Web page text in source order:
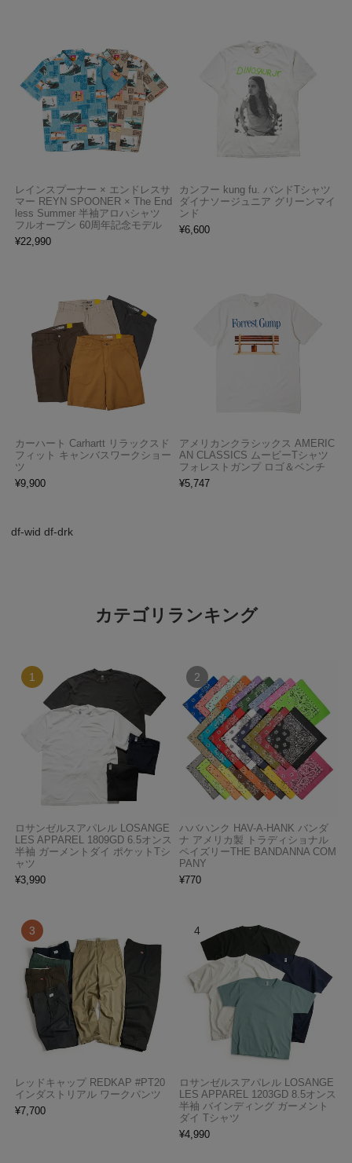
レインスプーナー × エンドレスサ
マー REYN SPOONER × The End
less Summer 半袖アロハシャツ
フルオープン 60周年記念モデル
¥22,990
カンフー kung fu. バンドTシャツ
ダイナソージュニア グリーンマイ
ンド
¥6,600
カーハート Carhartt リラックスド
フィット キャンバスワークショー
ツ
¥9,900
アメリカンクラシックス AMERIC
AN CLASSICS ムービーTシャツ
フォレストガンプ ロゴ＆ベンチ
¥5,747
df-wid df-drk
カテゴリランキング
ロサンゼルスアパレル LOSANGE
LES APPAREL 1809GD 6.5オンス
半袖 ガーメントダイ ポケットTシ
ャツ
¥3,990
ハバハンク HAV-A-HANK バンダ
ナ アメリカ製 トラディショナル
ペイズリーTHE BANDANNA COM
PANY
¥770
レッドキャップ REDKAP #PT20
インダストリアル ワークパンツ
¥7,700
ロサンゼルスアパレル LOSANGE
LES APPAREL 1203GD 8.5オンス
半袖 バインディング ガーメント
ダイ Tシャツ
¥4,990